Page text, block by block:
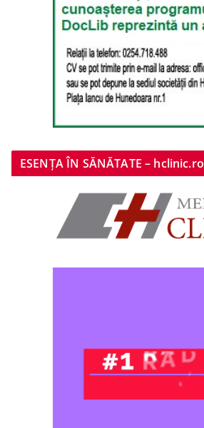
ESENȚA ÎN SĂNĂTATE – hclinic.ro